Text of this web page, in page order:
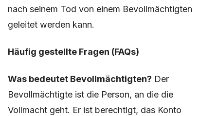
nach seinem Tod von einem Bevollmächtigten
geleitet werden kann.
Häufig gestellte Fragen (FAQs)
Was bedeutet Bevollmächtigten? Der
Bevollmächtigte ist die Person, an die die
Vollmacht geht. Er ist berechtigt, das Konto